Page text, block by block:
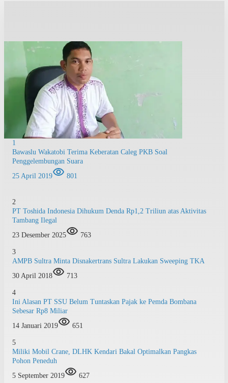
1
Bawaslu Wakatobi Terima Keberatan Caleg PKB Soal
Penggelembungan Suara
25 April 2019
801
2
PT Toshida Indonesia Dihukum Denda Rp1,2 Triliun atas Aktivitas
Tambang Ilegal
23 Desember 2025
763
3
AMPB Sultra Minta Disnakertrans Sultra Lakukan Sweeping TKA
30 April 2018
713
4
Ini Alasan PT SSU Belum Tuntaskan Pajak ke Pemda Bombana
Sebesar Rp8 Miliar
14 Januari 2019
651
5
Miliki Mobil Crane, DLHK Kendari Bakal Optimalkan Pangkas
Pohon Peneduh
5 September 2019
627